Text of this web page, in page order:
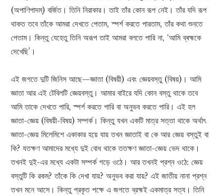
(অপাণিপাদম্‌) বর্জিত। তিনি নিরাকার। তাই তাঁর কোন রূপ নেই। তাঁর যদি রূপ
থাকত তবে তাঁকে আমরা দেখতে পেতাম, স্পর্শ করতে পারতাম, তাঁর কথা শুনতে
পেতাম। কিন্তু যেহেতু তিনি অরূপ তাই আমরা বলতে পারি না, ‘আমি ব্ৰহ্মকে
দেখেছি’।
এই জগতে দুটি জিনিস আছে—জ্ঞাতা (বিষয়ী) এবং জ্ঞেয়বস্তু (বিষয়)। আমি
জ্ঞাতা আর এই টেবিলটি জ্ঞেয়বস্তু। আমার বাইরে যদি কোন বস্তু থাকে তবে
আমি তাকে দেখতে পারি, স্পর্শ করতে পারি বা অনুভব করতে পারি। এই হল
জ্ঞাতা-জ্ঞেয় (বিষয়ী-বিষয়) সম্পর্ক। কিন্তু যখন একটি মাত্র সত্তা থাকে অর্থাৎ
জ্ঞাতা-জ্ঞেয় মিলেমিশে একাকার হয়ে যায় তখন জ্ঞাতাই বা কে আর জ্ঞেয় বস্তুই বা
কি? যতক্ষণ আমাদের মধ্যে দুই বোধ থাকে ততক্ষণ জ্ঞাতা-জ্ঞেয় ভেদ থাকে।
তখনই দুই-এর মধ্যে একটা সম্পর্ক গড়ে ওঠে। আর তখনই প্রশ্ন ওঠে: জ্ঞেয়
বস্তুটি কি রকম? তাঁকে কি দেখা যায়? অনুভব করা যায়? এই জাতীয় নানা প্রশ্ন
তখন মনে আসে। কিন্তু প্রকৃত পক্ষে এ জগতে ব্রহ্মই একমাত্র সত্য। তিনি